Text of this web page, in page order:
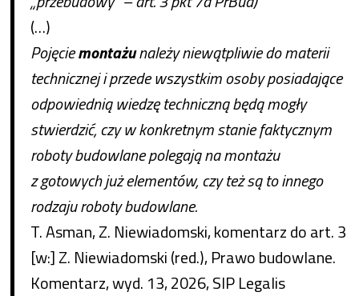
(…)
Pojęciemontażunależy niewątpliwie do materii
technicznej i przede wszystkim osoby posiadające
odpowiednią wiedzę techniczną będą mogły
stwierdzić, czy w konkretnym stanie faktycznym
roboty budowlane polegają na montażu
z gotowych już elementów, czy też są to innego
rodzaju roboty budowlane.
T. Asman, Z. Niewiadomski, komentarz do art. 3
[w:] Z. Niewiadomski (red.), Prawo budowlane.
Komentarz, wyd. 13, 2026, SIP Legalis